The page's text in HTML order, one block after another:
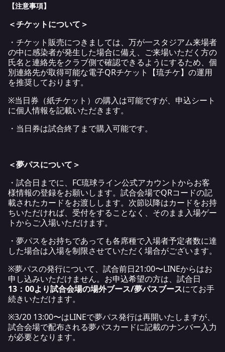
【注意事項】
＜チケットについて＞
・チケット販売につきましては、万が一スタジアム来場者
の中に感染者が発生した場合に備え、ご来場いただく方の
氏名と連絡先をクラブ側で確認できるようにするため、個
別連絡先が取得可能な電子QRチケット【琉チケ】の運用
を推奨しております。
※当日券（紙チケット）の購入は可能ですが、申込シート
に個人情報を記載いただきます。
・当日券は試合終了まで購入可能です。
＜夢パスについて＞
・試合日までに、FC琉球ライン公式アカウントからお客
様情報の登録をお願いします。試合会場でQRコードの記
載されたカードをお渡しします。次節以降はカードをお持
ちいただければ、受付をすることなく、そのまま入場ゲー
トからご入場いただけます。
・夢パスをお持ちであっても各席種で入場者予定者数に達
した場合は入場を制限させていただく場合がございます。
※夢パスの発行について、試合前日21:00〜LINEからはお
申し込みいただけません。お申込希望の方は、試合日
13：00より試合会場の場外ブース/夢パスブースにてお手
続きいただけます。
※3/20 13:00〜はLINEで夢パス発行は再開いたしますが、
試合会場で配布される夢パスカードに記載のナンバー入力
が必要となります。